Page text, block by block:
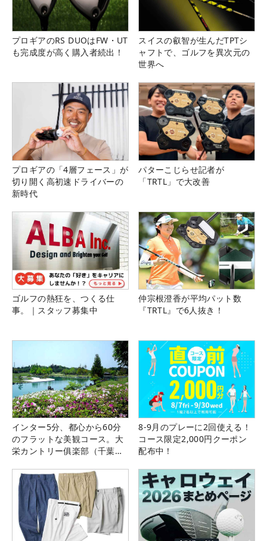
プロギアのRS DUOはFW・UT
も完成度が高く購入者続出！
スイスの叡智が生んだTPTシ
ャフトで、ゴルフを異次元の
世界へ
プロギアの「4層フェース」が
切り開く高初速ドライバーの
新時代
パターこじらせ記者が
「TRTL」で大改善
ゴルフの熱狂を、つくる仕
事。｜スタッフ募集中
仲宗根澄香が平均パット数
『TRTL』で6人抜き！
インター5分、都心から60分
のフラットな美観コース。大
栄カントリー俱楽部（千葉
8-9月のプレーに2回使える！
コース限定2,000円クーポン
配布中！